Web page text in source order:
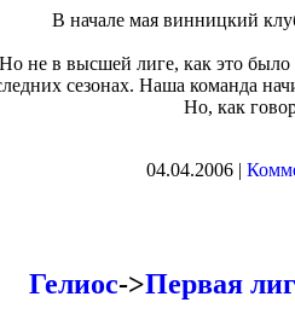
В начале мая винницкий
Но не в высшей лиге, как это было
сезонах. Наша команда
Но, как
04.04.2006 |
Гелиос->Первая